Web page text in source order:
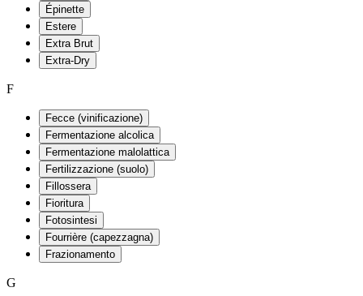
Épinette
Estere
Extra Brut
Extra-Dry
F
Fecce (vinificazione)
Fermentazione alcolica
Fermentazione malolattica
Fertilizzazione (suolo)
Fillossera
Fioritura
Fotosintesi
Fourrière (capezzagna)
Frazionamento
G